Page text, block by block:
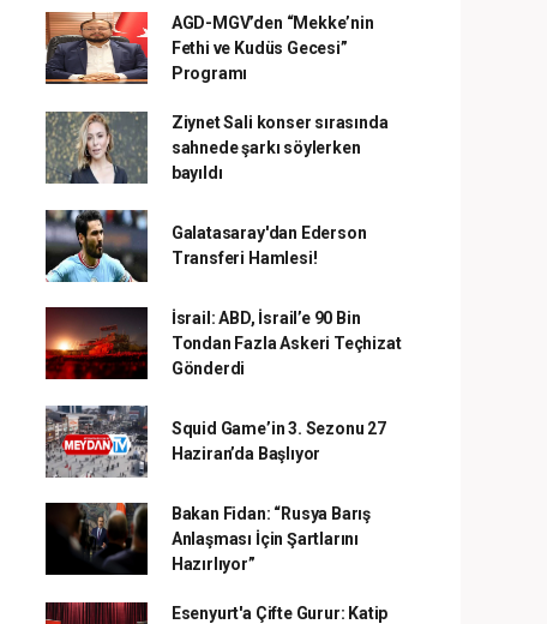
AGD-MGV’den “Mekke’nin
Fethi ve Kudüs Gecesi”
Programı
Ziynet Sali konser sırasında
sahnede şarkı söylerken
bayıldı
Galatasaray'dan Ederson
Transferi Hamlesi!
İsrail: ABD, İsrail’e 90 Bin
Tondan Fazla Askeri Teçhizat
Gönderdi
Squid Game’in 3. Sezonu 27
Haziran’da Başlıyor
Bakan Fidan: “Rusya Barış
Anlaşması İçin Şartlarını
Hazırlıyor”
Esenyurt'a Çifte Gurur: Katip